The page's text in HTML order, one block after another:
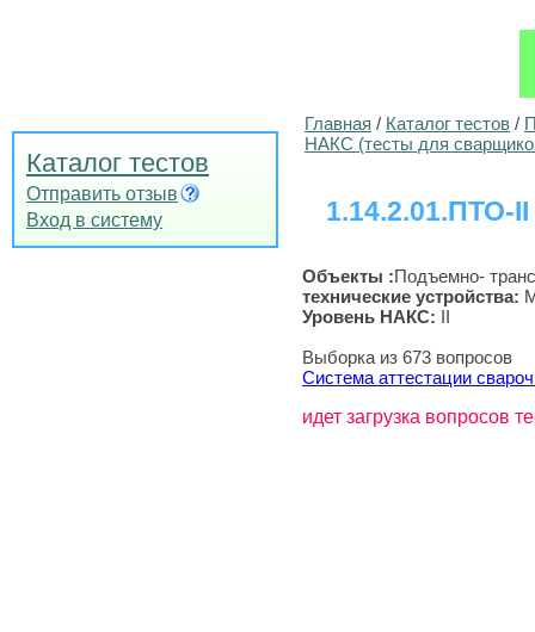
Каталог тестов
Отправить отзыв
Вход в систему
Главная / Каталог тестов /
НАКС (тесты для
1.14.2.01.ПТО-II
Объекты :Подъемно-
технические устройства:
Уровень НАКС: II
Выборка из 673 вопросов
Система аттестации
идет загрузка вопросов